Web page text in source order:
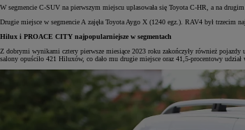
W segmencie C-SUV na pierwszym miejscu uplasowała się Toyota C-HR, a na
Drugie miejsce w segmencie A zajęła Toyota Aygo X (1240 egz.). RAV4 był trzecim
Hilux i PROACE CITY najpopularniejsze w segmentach
Z dobrymi wynikami cztery pierwsze miesiące 2023 roku zakończyły również
salony opuściło 421 Hiluxów, co dało mu drugie miejsce oraz 41,5-procentowy udział